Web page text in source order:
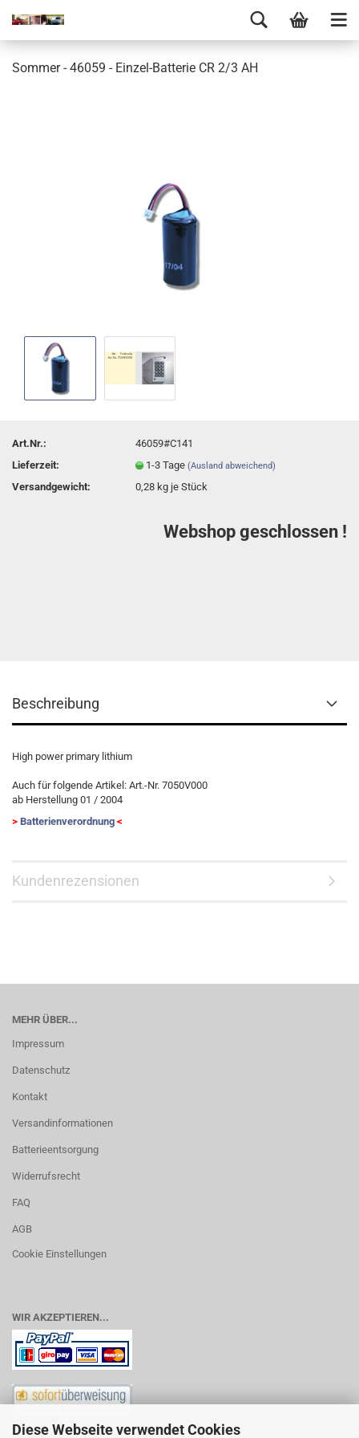
Diese Webseite verwendet Cookies
Sommer - 46059 - Einzel-Batterie CR 2/3 AH
Art.Nr.:
46059#C141
Lieferzeit:
1-3 Tage(Ausland abweichend)
Versandgewicht: 0,28 kg je Stück
Webshop geschlossen !
Beschreibung
High power primary lithium
Auch für folgende Artikel: Art.-Nr. 7050V000
ab Herstellung 01 / 2004
> Batterienverordnung <
Kundenrezensionen
MEHR ÜBER...
Impressum
Datenschutz
Kontakt
Versandinformationen
Batterieentsorgung
Widerrufsrecht
FAQ
AGB
Cookie Einstellungen
WIR AKZEPTIEREN...